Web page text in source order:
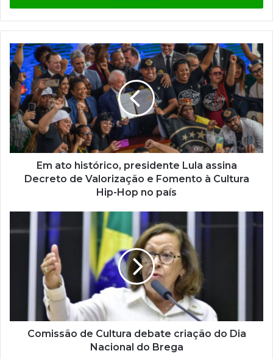
de
email
Em ato histórico, presidente Lula assina
Decreto de Valorização e Fomento à Cultura
Hip-Hop no país
Comissão de Cultura debate criação do Dia
Nacional do Brega